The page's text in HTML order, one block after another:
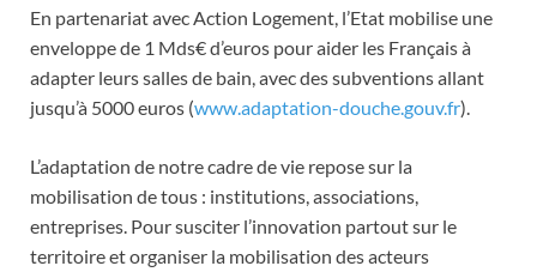
En partenariat avec Action Logement, l’Etat mobilise une
enveloppe de 1 Mds€ d’euros pour aider les Français à
adapter leurs salles de bain, avec des subventions allant
jusqu’à 5000 euros (www.adaptation-douche.gouv.fr).
L’adaptation de notre cadre de vie repose sur la
mobilisation de tous : institutions, associations,
entreprises. Pour susciter l’innovation partout sur le
territoire et organiser la mobilisation des acteurs